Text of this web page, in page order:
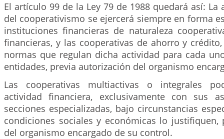
El artículo 99 de la Ley 79 de 1988 quedará así: La
del cooperativismo se ejercerá siempre en forma
instituciones financieras de naturaleza
financieras, y las cooperativas de ahorro y
normas que regulan dicha actividad para cada
entidades, previa autorización del organismo
Las cooperativas multiactivas o integrales
actividad financiera, exclusivamente con sus
secciones especializadas, bajo circunstancias
condiciones sociales y económicas lo justifiquen,
del organismo encargado de su control.